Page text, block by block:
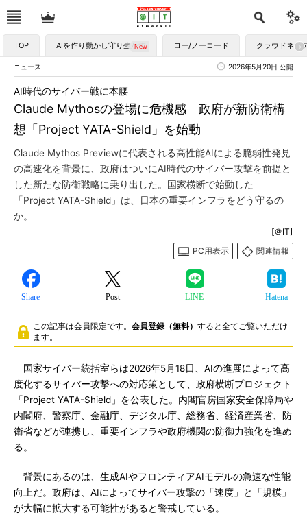
TOP AIを作り動かし守り生かす ロー/ノーコード クラウドネイ
ニュース 2026年5月20日 公開
Claude Mythosの登場に危機感 政府が新防衛構
想「Project YATA-Shield」を始動
AI時代のサイバー戦に本腰
Claude Mythos Previewに代表される高性能AIによる脆弱性発見
の高速化を背景に、政府はついにAI時代のサイバー攻撃を前提と
した新たな防衛戦略に乗り出した。国家横断で始動した
「Project YATA-Shield」は、日本の重要インフラをどう守るの
か。
[＠IT]
PC用表示
関連情報
Share Post LINE Hatena
この記事は会員限定です。 会員登録（無料） すると全てご覧いただけ
ます。
国家サイバー統括室らは2026年5月18日、AIの進展によって高
度化するサイバー攻撃への対応策として、政府横断プロジェクト
「Project YATA-Shield」を公表した。内閣官房国家安全保障局や
内閣府、警察庁、金融庁、デジタル庁、総務省、経済産業省、防
衛省などが連携し、重要インフラや政府機関の防御力強化を進め
る。
背景にあるのは、生成AIやフロンティアAIモデルの急速な性能
向上だ。政府は、AIによってサイバー攻撃の「速度」と「規模」
が大幅に拡大する可能性があると警戒している。